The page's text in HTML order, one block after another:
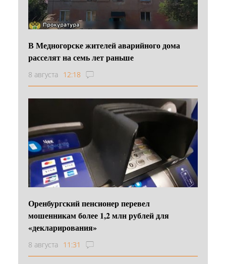
В Медногорске жителей аварийного дома
расселят на семь лет раньше
8 августа 12:18
Оренбургский пенсионер перевел
мошенникам более 1,2 млн рублей для
«декларирования»
8 августа 11:31